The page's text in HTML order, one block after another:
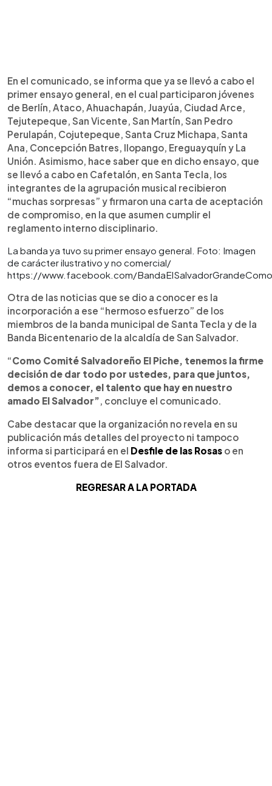
En el comunicado, se informa que ya se llevó a cabo el
primer ensayo general, en el cual participaron jóvenes
de Berlín, Ataco, Ahuachapán, Juayúa, Ciudad Arce,
Tejutepeque, San Vicente, San Martín, San Pedro
Perulapán, Cojutepeque, Santa Cruz Michapa, Santa
Ana, Concepción Batres, Ilopango, Ereguayquín y La
Unión. Asimismo, hace saber que en dicho ensayo, que
se llevó a cabo en Cafetalón, en Santa Tecla, los
integrantes de la agrupación musical recibieron
“muchas sorpresas” y firmaron una carta de aceptación
de compromiso, en la que asumen cumplir el
reglamento interno disciplinario.
La banda ya tuvo su primer ensayo general. Foto: Imagen
de carácter ilustrativo y no comercial/
https://www.facebook.com/
Otra de las noticias que se dio a conocer es la
incorporación a ese “hermoso esfuerzo” de los
miembros de la banda municipal de Santa Tecla y de la
Banda Bicentenario de la alcaldía de San Salvador.
“Como Comité Salvadoreño El Piche, tenemos la firme
decisión de dar todo por ustedes, para que juntos,
demos a conocer, el talento que hay en nuestro
amado El Salvador”, concluye el comunicado.
Cabe destacar que la organización no revela en su
publicación más detalles del proyecto ni tampoco
informa si participará en el Desfile de las Rosas o en
otros eventos fuera de El Salvador.
REGRESAR A LA PORTADA